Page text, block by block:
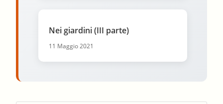
Nei giardini (III parte)
11 Maggio 2021